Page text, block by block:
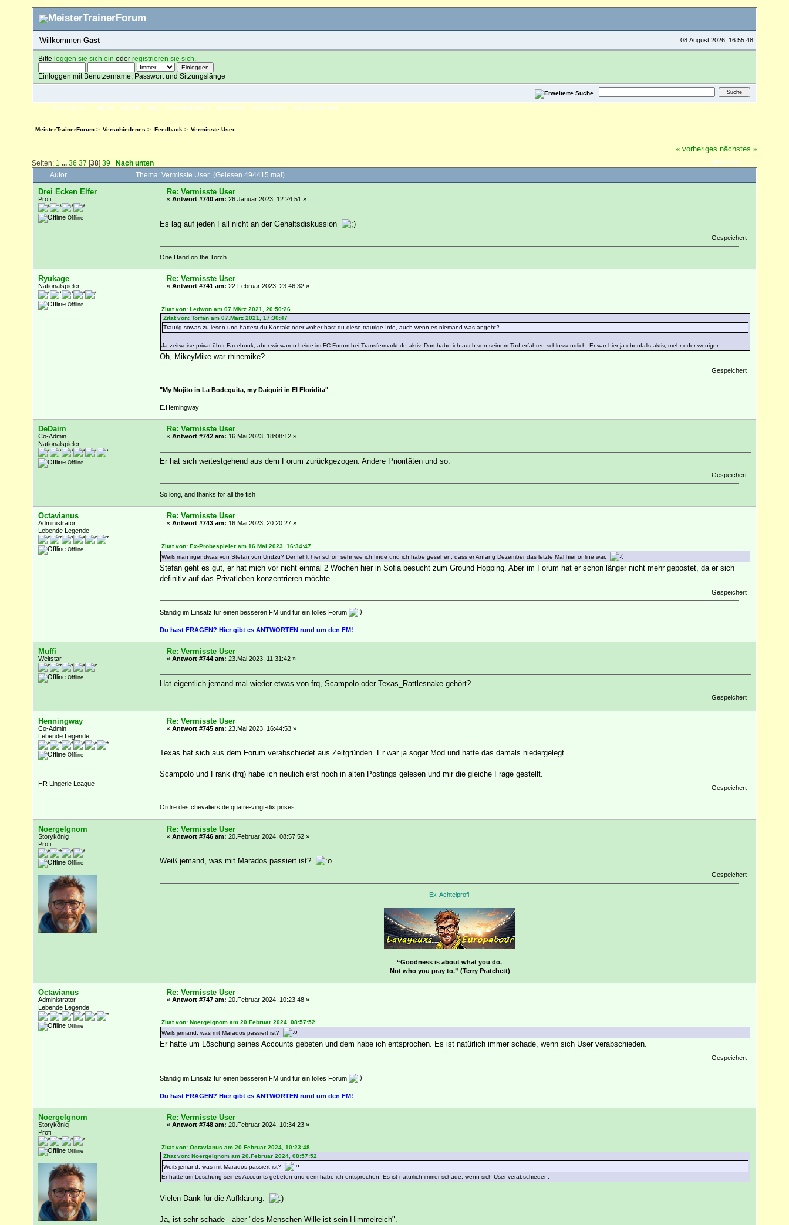
08.August 2026, 16:55:48
WillkommenGast
Bitte loggen sie sich ein oder registrieren sie sich
Einloggen mit Benutzername, Passwort und Sitzungslänge
ÜBERSICHT HILFE SUCHE FAQ FORENREGELN SPENDEN EINLOGGEN REGISTRIEREN
MeisterTrainerForum > Verschiedenes > Feedback> Vermisste User
« vorheriges nächstes »
Seiten: 1 ... 36 37 [38] 39 Nach unten DRUCKEN
Autor Thema: Vermisste User (Gelesen 494415 mal)
Drei Ecken Elfer
Profi
Offline
Re: Vermisste User
« Antwort #740 am: 26.Januar 2023, 12:24:51 »
Es lag auf jeden Fall nicht an der Gehaltsdiskussion
Gespeichert
One Hand on the Torch
Ryukage
Nationalspieler
Offline
Re: Vermisste User
« Antwort #741 am: 22.Februar 2023, 23:46:32 »
Zitat von: Ledwon am 07.März 2021, 20:50:26
Zitat von: Torfan am 07.März 2021, 17:30:47
Traurig sowas zu lesen und hattest du Kontakt oder woher hast du diese traurige Info, auch wenn es niemand was angeht?
Ja zeitweise privat über Facebook, aber wir waren beide im FC-Forum bei Transfermarkt.de aktiv. Dort habe ich auch von seinem Tod erfahren schlussendlich. Er war hier ja ebenfalls aktiv, mehr oder weniger.
Oh, MikeyMike war rhinemike?
Gespeichert
"My Mojito in La Bodeguita, my Daiquiri in El Floridita"
E.Hemingway
DeDaim
Co-Admin
Nationalspieler
Offline
Re: Vermisste User
« Antwort #742 am: 16.Mai 2023, 18:08:12 »
Er hat sich weitestgehend aus dem Forum zurückgezogen. Andere Prioritäten und so.
Gespeichert
So long, and thanks for all the fish
Octavianus
Administrator
Lebende Legende
Offline
Re: Vermisste User
« Antwort #743 am: 16.Mai 2023, 20:20:27 »
Zitat von: Ex-Probespieler am 16.Mai 2023, 16:34:47
Weiß man irgendwas von Stefan von Undzu? Der fehlt hier schon sehr wie ich finde und ich habe gesehen, dass er Anfang Dezember das letzte Mal hier online war.
Stefan geht es gut, er hat mich vor nicht einmal 2 Wochen hier in Sofia besucht zum Ground Hopping. Aber im Forum hat er schon länger nicht mehr gepostet, da er sich
definitiv auf das Privatleben konzentrieren möchte.
Gespeichert
Ständig im Einsatz für einen besseren FM und für ein tolles Forum
Du hast FRAGEN? Hier gibt es ANTWORTEN rund um den FM!
Muffi
Weltstar
Offline
Re: Vermisste User
« Antwort #744 am: 23.Mai 2023, 11:31:42 »
Hat eigentlich jemand mal wieder etwas von frq, Scampolo oder Texas_Rattlesnake gehört?
Gespeichert
Henningway
Co-Admin
Lebende Legende
Offline
HR Lingerie League
Re: Vermisste User
« Antwort #745 am: 23.Mai 2023, 16:44:53 »
Texas hat sich aus dem Forum verabschiedet aus Zeitgründen. Er war ja sogar Mod und hatte das damals niedergelegt.
Scampolo und Frank (frq) habe ich neulich erst noch in alten Postings gelesen und mir die gleiche Frage gestellt.
Gespeichert
Ordre des chevaliers de quatre-vingt-dix prises.
Noergelgnom
Storykönig
Profi
Offline
Re: Vermisste User
« Antwort #746 am: 20.Februar 2024, 08:57:52 »
Weiß jemand, was mit Marados passiert ist?
Gespeichert
Ex-Achtelprofi
“Goodness is about what you do.
Not who you pray to.” (Terry Pratchett)
Octavianus
Administrator
Lebende Legende
Offline
Re: Vermisste User
« Antwort #747 am: 20.Februar 2024, 10:23:48 »
Zitat von: Noergelgnom am 20.Februar 2024, 08:57:52
Weiß jemand, was mit Marados passiert ist?
Er hatte um Löschung seines Accounts gebeten und dem habe ich entsprochen. Es ist natürlich immer schade, wenn sich User verabschieden.
Gespeichert
Ständig im Einsatz für einen besseren FM und für ein tolles Forum
Du hast FRAGEN? Hier gibt es ANTWORTEN rund um den FM!
Noergelgnom
Storykönig
Profi
Offline
Re: Vermisste User
« Antwort #748 am: 20.Februar 2024, 10:34:23 »
Zitat von: Octavianus am 20.Februar 2024, 10:23:48
Zitat von: Noergelgnom am 20.Februar 2024, 08:57:52
Weiß jemand, was mit Marados passiert ist?
Er hatte um Löschung seines Accounts gebeten und dem habe ich entsprochen. Es ist natürlich immer schade, wenn sich User verabschieden.
Vielen Dank für die Aufklärung.
Ja, ist sehr schade - aber "des Menschen Wille ist sein Himmelreich".